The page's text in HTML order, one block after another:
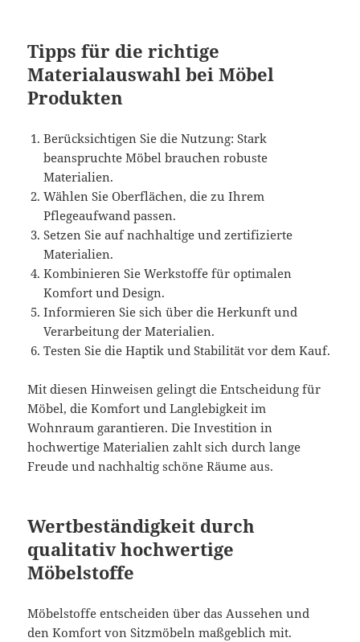
Tipps für die richtige
Materialauswahl bei Möbel
Produkten
Berücksichtigen Sie die Nutzung: Stark
beanspruchte Möbel brauchen robuste
Materialien.
Wählen Sie Oberflächen, die zu Ihrem
Pflegeaufwand passen.
Setzen Sie auf nachhaltige und zertifizierte
Materialien.
Kombinieren Sie Werkstoffe für optimalen
Komfort und Design.
Informieren Sie sich über die Herkunft und
Verarbeitung der Materialien.
Testen Sie die Haptik und Stabilität vor dem Kauf.
Mit diesen Hinweisen gelingt die Entscheidung für
Möbel, die Komfort und Langlebigkeit im
Wohnraum garantieren. Die Investition in
hochwertige Materialien zahlt sich durch lange
Freude und nachhaltig schöne Räume aus.
Wertbeständigkeit durch
qualitativ hochwertige
Möbelstoffe
Möbelstoffe entscheiden über das Aussehen und
den Komfort von Sitzmöbeln maßgeblich mit.